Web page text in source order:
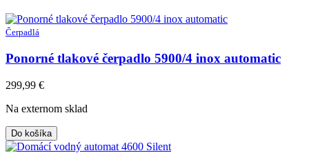
Čerpadlá
Ponorné tlakové čerpadlo 5900/4 inox automatic
299,99 €
Na externom sklad
Do košíka